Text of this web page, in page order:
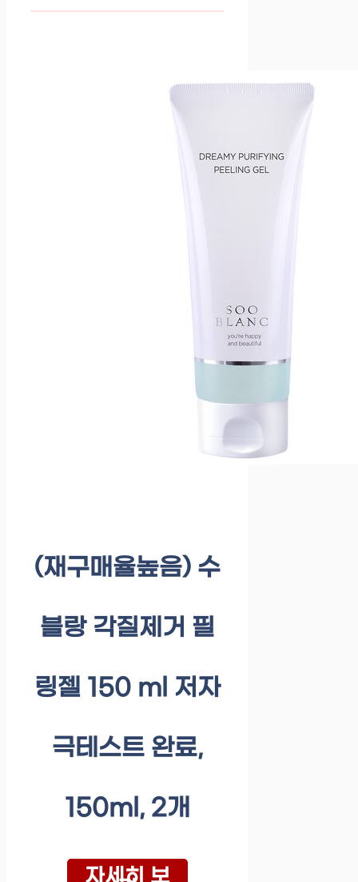
(재구매율높음) 수
블랑 각질제거 필
링젤 150 ml 저자
극테스트 완료,
150ml, 2개
자세히 보